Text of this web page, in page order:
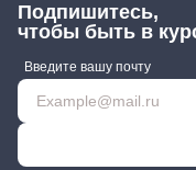
Подпишитесь,
чтобы быть в
Введите вашу почту